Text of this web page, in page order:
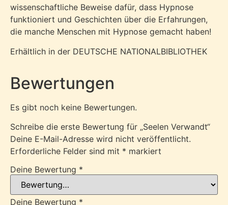
wissenschaftliche Beweise dafür, dass Hypnose
funktioniert und Geschichten über die Erfahrungen,
die manche Menschen mit Hypnose gemacht haben!
Erhältlich in der DEUTSCHE NATIONALBIBLIOTHEK
Bewertungen
Es gibt noch keine Bewertungen.
Schreibe die erste Bewertung für „Seelen Verwandt“
Deine E-Mail-Adresse wird nicht veröffentlicht.
Erforderliche Felder sind mit * markiert
Deine Bewertung *
Deine Bewertung *